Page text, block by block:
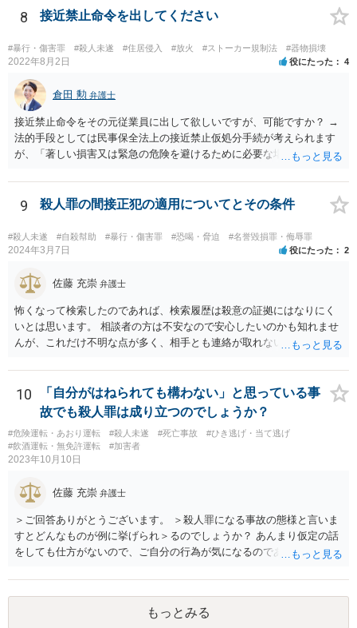
る法律6条2項 前項に規定する場合において、次に掲げる裁判所の判断
8 接近禁止命令を出してください
#暴行・傷害罪 #殺人未遂 #住居侵入 #放火 #ストーカー規制法 #器物損壊
2022年8月2日 役にたった 4
倉田 勲 弁護士
接近禁止命令をその元従業員に出して欲しいですが、可能ですか？ →
法的手段としては民事保全法上の接近禁止仮処分手続が考えられます
が、「著しい損害又は緊急の危険を避けるために必要な場合」（保全
のハードルは一般的に高いので、過去に支店に来て営業妨害を現にし
たことがあるなどの会社に著しい損害や緊急の危険が生じることを裏
れます。この場では一般的な回答しかできませんので、法務担当の方
とよくご相談ください。
9 殺人罪の間接正犯の適用についてとその条件
#殺人未遂 #自殺幇助 #暴行・傷害罪 #恐喝・脅迫 #名誉毀損罪・侮辱罪
2024年3月7日 役にたった 2
佐藤 充崇 弁護士
怖くなって検索したのであれば、検索履歴は殺意の証拠にはなりにく
いとは思います。 相談者の方は不安なので安心したいのかも知れませ
んが、これだけ不明な点が多く、相手とも連絡が取れないとなると、
しますが・・・ それでもどうしても気になるようなら、弁護士に予約
取って相談すべきです。 正直、今後こういうことをしないよう気を付
けて、あとは警察が来たり民事訴訟の訴状等が家に届いたらその時考
えるしかないように思います。
10
「自分がはねられても構わない」と思っている事
故でも殺人罪は成り立つのでしょうか？
#危険運転・あおり運転 #殺人未遂 #死亡事故
#ひき逃げ・当て逃げ
#飲酒運転・無免許運転
#加害者
2023年10月10日
佐藤 充崇 弁護士
＞ご回答ありがとうございます。 ＞殺人罪になる事故の態様と言いま
すとどんなものが例に挙げられ＞るのでしょうか？ あんまり仮定の話
をしても仕方がないので、ご自分の行為が気になるのであれば、何を
か、直接弁護士に相談に行くかしたほうがいいと思います。 殺人罪に
なりうる事故の態様だと、自転車が改造自転車か何かで時速１００キ
ロや１５０キロくらい出していれば殺人罪の実行行為性は認められる
もっとみる